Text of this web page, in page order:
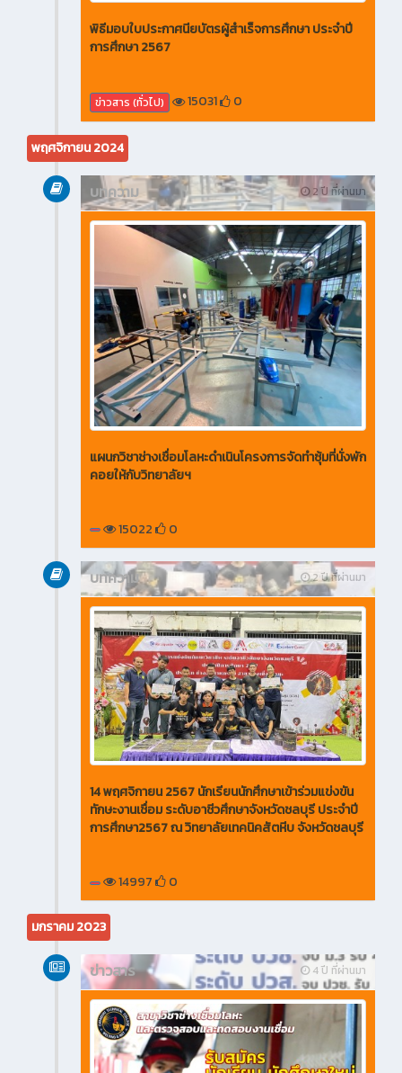
พิธีมอบใบประกาศนียบัตรผู้สำเร็จการศึกษา ประจำปี
การศึกษา 2567
ข่าวสาร (ทั่วไป) 15031 0
พฤศจิกายน 2024
2 ปี ที่ผ่านมา
บทความ
แผนกวิชาช่างเชื่อมโลหะดำเนินโครงการจัดทำซุ้มที่นั่งพัก
คอยให้กับวิทยาลัยฯ
15022 0
2 ปี ที่ผ่านมา
บทความ
14 พฤศจิกายน 2567 นักเรียนนักศึกษาเข้าร่วมแข่งขัน
ทักษะงานเชื่อม ระดับอาชีวศึกษาจังหวัดชลบุรี ประจำปี
การศึกษา2567 ณ วิทยาลัยเทคนิคสัตหีบ จังหวัดชลบุรี
14997 0
มกราคม 2023
4 ปี ที่ผ่านมา
ข่าวสาร